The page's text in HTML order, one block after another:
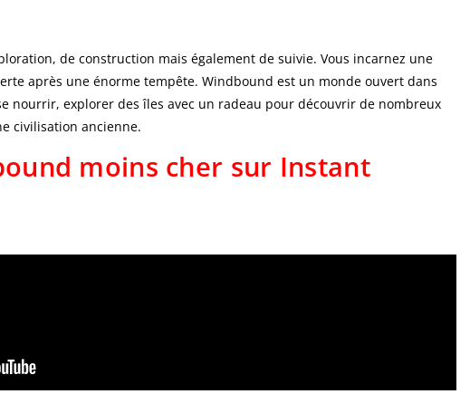
de construction mais également de suivie. Vous incarnez une
après une énorme tempête. Windbound est un monde ouvert dans
nourrir, explorer des îles avec un radeau pour découvrir de nombreux
civilisation ancienne.
moins cher sur Instant